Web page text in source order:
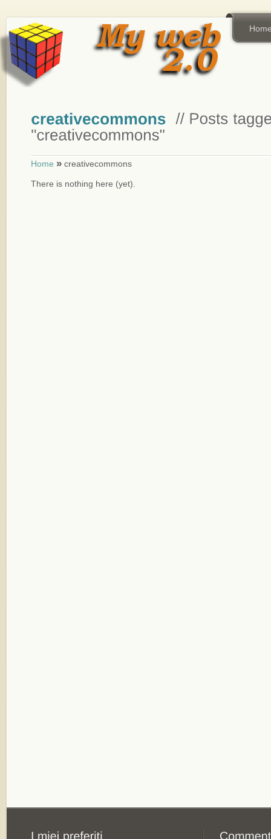
Home » creativecommons
There is nothing here (yet).